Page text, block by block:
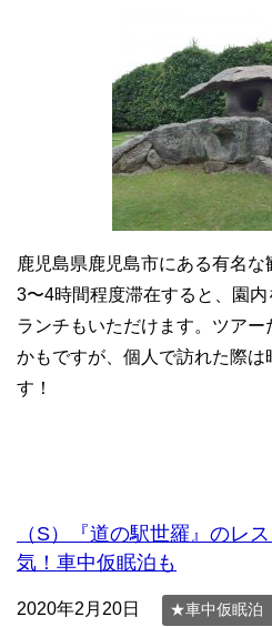
鹿児島県鹿児島市にある有名な
3〜4時間程度滞在すると、園
ランチもいただけます。ツア
かもですが、個人で訪れた際
す！
（S）『道の駅世羅』のレ
気！車中仮眠泊も
2020年2月20日 ★車中仮眠泊